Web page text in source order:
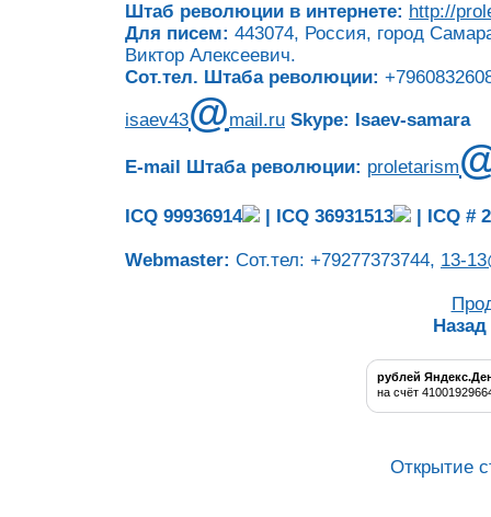
Штаб революции в интернете: http://
Для писем: 443074, Россия, город
Виктор Алексеевич.
Сот.тел. Штаба революции:
isaev43@mail.ru Skype: Isaev-samara
E-mail Штаба революции: proletarism
ICQ 99936914 | ICQ 36931513 | ICQ #
Webmaster: Сот.тел: +79277373744, 13-
Назад
рублей
на счёт
Открытие